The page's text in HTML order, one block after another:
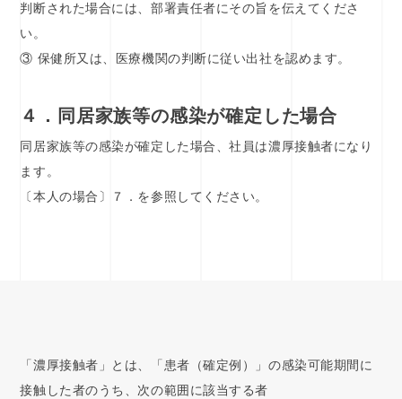
判断された場合には、部署責任者にその旨を伝えてくださ
い。
③ 保健所又は、医療機関の判断に従い出社を認めます。
４．同居家族等の感染が確定した場合
同居家族等の感染が確定した場合、社員は濃厚接触者になり
ます。
〔本人の場合〕７．を参照してください。
「濃厚接触者」とは、「患者（確定例）」の感染可能期間に
接触した者のうち、次の範囲に該当する者